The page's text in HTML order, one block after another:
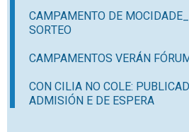
CAMPAMENTO DE
SORTEO
CAMPAMENTOS VERÁN
CON CILIA NO COLE:
ADMISIÓN E DE ESPERA